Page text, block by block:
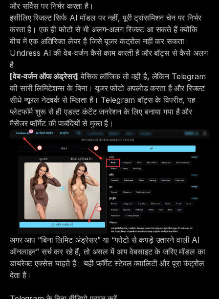
और सर्विस पर निर्भर करता है।
इसीलिए रिजल्ट सिर्फ AI मॉडल पर नहीं, पूरी ट्रांसमिशन चेन पर निर्भर
करता है। एक ही फोटो से भी अलग-अलग रिजल्ट आ सकते हैं क्योंकि
बीच में एक अतिरिक्त लेयर है जिसे यूजर कंट्रोल नहीं कर सकता।
Undress AI की वेब-वर्जन कैसे काम करती है और बॉट्स से कैसे अलग
है
[वेब-वर्जन ऑफ अंड्रेसर] बेसिक लॉजिक तो वही है, लेकिन Telegram
की सारी लिमिटेशन्स के बिना। यूजर फोटो अपलोड करता है और रिजल्ट
सीधे न्यूरल नेटवर्क से मिलता है। Telegram बॉट्स के विपरीत, यह
प्लेटफॉर्म शुरू से ही एडल्ट कंटेंट जनरेशन के लिए बनाया गया है और
मैसेंजर फॉर्मेट की पाबंदियों से मुक्त है।
अगर आप “बिना लिमिट अंड्रेसर” या “फोटो से कपड़े उतारने वाली AI
ऑनलाइन” सर्च कर रहे हैं, तो असल में आप वेबसाइट के जरिए मॉडल का
डायरेक्ट एक्सेस चाहते हैं। यही फॉर्मेट स्टेबल क्वालिटी और पूरा कंट्रोल
देता है।